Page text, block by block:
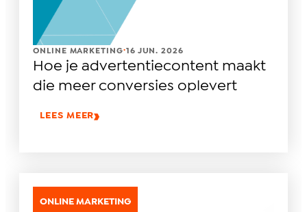
ONLINE MARKETING.16 JUN. 2026
Hoe je advertentiecontent maakt
die meer conversies oplevert
LEES MEER
ONLINE MARKETING